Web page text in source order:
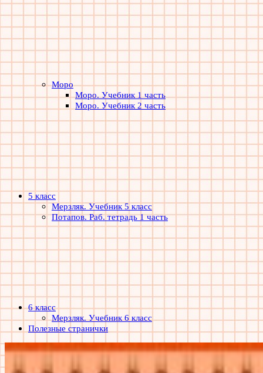
Моро
Моро. Учебник 1 часть
Моро. Учебник 2 часть
5 класс
Мерзляк. Учебник 5 класс
Потапов. Раб. тетрадь 1 часть
6 класс
Мерзляк. Учебник 6 класс
Полезные странички